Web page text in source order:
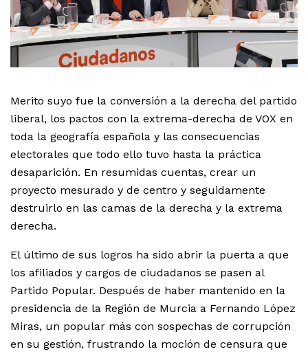
Merito suyo fue la conversión a la derecha del partido
liberal, los pactos con la extrema-derecha de VOX en
toda la geografía española y las consecuencias
electorales que todo ello tuvo hasta la práctica
desaparición. En resumidas cuentas, crear un
proyecto mesurado y de centro y seguidamente
destruirlo en las camas de la derecha y la extrema
derecha.
El último de sus logros ha sido abrir la puerta a que
los afiliados y cargos de ciudadanos se pasen al
Partido Popular. Después de haber mantenido en la
presidencia de la Región de Murcia a Fernando López
Miras, un popular más con sospechas de corrupción
en su gestión, frustrando la moción de censura que